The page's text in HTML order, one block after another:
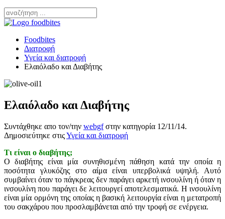
Foodbites
Διατροφή
Υγεία και διατροφή
Ελαιόλαδο και Διαβήτης
Ελαιόλαδο και Διαβήτης
Συντάχθηκε απο τον/την webgfστην κατηγορία 12/11/14.
Δημοσιεύτηκε στιςΥγεία και διατροφή
Τι είναι ο διαβήτης;
Ο διαβήτης είναι μία συνηθισμένη πάθηση κατά την οποία η
ποσότητα γλυκόζης στο αίμα είναι υπερβολικά υψηλή. Αυτό
συμβαίνει όταν το πάγκρεας δεν παράγει αρκετή ινσουλίνη ή όταν η
ινσουλίνη που παράγει δε λειτουργεί αποτελεσματικά. Η ινσουλίνη
είναι μία ορμόνη της οποίας η βασική λειτουργία είναι η μετατροπή
του σακχάρου που προσλαμβάνεται από την τροφή σε ενέργεια.